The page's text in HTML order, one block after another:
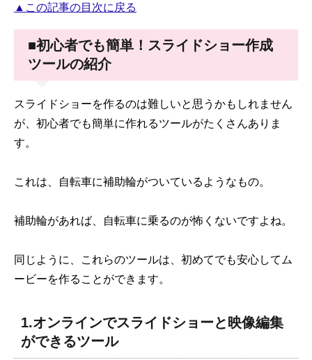
オカビデオさんにお願いして本当
いました。
▲この記事の目次に戻る
■初心者でも簡単！スライドショー作成
ツールの紹介
スライドショーを作るのは難しいと思うかもしれません
が、初心者でも簡単に作れるツールがたくさんありま
す。
これは、自転車に補助輪がついているようなもの。
補助輪があれば、自転車に乗るのが怖くないですよね。
同じように、これらのツールは、初めてでも安心してム
ービーを作ることができます。
1.オンラインでスライドショーと映像編集
ができるツール